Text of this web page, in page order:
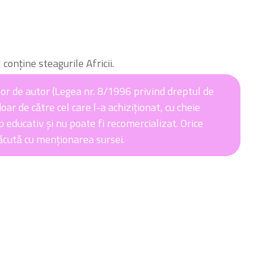
steagurile Africii.
de autor (Legea nr. 8/1996 privind dreptul de
de către cel care l-a achiziționat, cu cheie
și nu poate fi recomercializat. Orice
cu menționarea sursei.